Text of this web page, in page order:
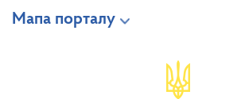
Мапа порталу